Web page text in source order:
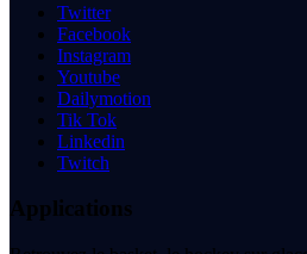
Twitter
Facebook
Instagram
Youtube
Dailymotion
Tik Tok
Linkedin
Twitch
Applications